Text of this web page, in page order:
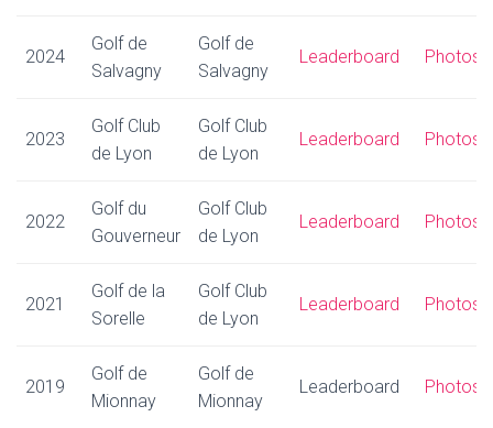
2024
Golf de
Salvagny
Golf de
Salvagny
Leaderboard Photos
2023
Golf Club
de Lyon
Golf Club
de Lyon
Leaderboard Photos
2022
Golf du
Gouverneur
Golf Club
de Lyon
Leaderboard Photos
2021
Golf de la
Sorelle
Golf Club
de Lyon
Leaderboard Photos
2019
Golf de
Mionnay
Golf de
Mionnay
Leaderboard Photos